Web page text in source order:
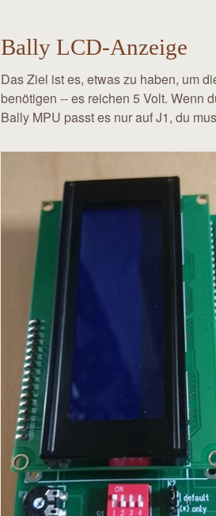
Bally LCD-Anzeige
Das Ziel ist es, etwas zu haben, um
benötigen -- es reichen 5 Volt. Wenn
Bally MPU passt es nur auf J1, du